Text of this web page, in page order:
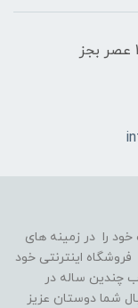
ساعات پاسخگویی از ساعت 8 صبح الی 18 عصر بجز
مالمیر از سال 1388 فعالیت خود را در زمینه های
فروش و تعمیرات تخصصی ابزار آغاز و سال 1401 فروشگاه اینترنتی خود
چندین ساله در
شما دوستان عزیز